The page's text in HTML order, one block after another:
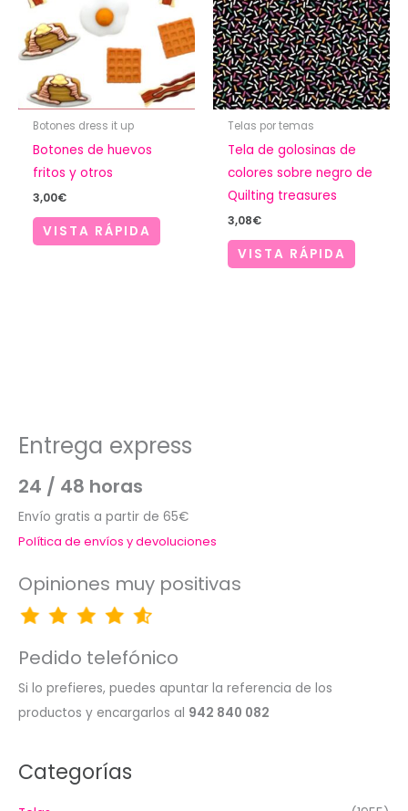
Botones dress it up
Botones de huevos
fritos y otros
3,00€
VISTA RÁPIDA
Telas por temas
Tela de golosinas de
colores sobre negro de
Quilting treasures
3,08€
VISTA RÁPIDA
Entrega express
24 / 48 horas
Envío gratis a partir de 65€
Política de envíos y devoluciones
Opiniones muy positivas
Pedido telefónico
Si lo prefieres, puedes apuntar la referencia de los
productos y encargarlos al 942 840 082
Categorías